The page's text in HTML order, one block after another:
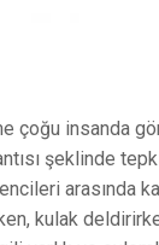
çoğu insanda
şeklinde
arasında
kulak